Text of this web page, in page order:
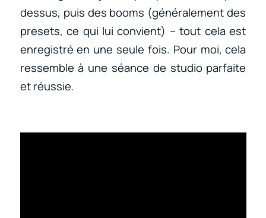
dessus, puis des booms (généralement des
presets, ce qui lui convient) – tout cela est
enregistré en une seule fois. Pour moi, cela
ressemble à une séance de studio parfaite
et réussie.